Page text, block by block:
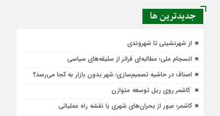
جديدترين ها
از شهرنشینی تا شهروندی
انسجام ملی؛ مطالبه‌ای فراتر از سلیقه‌های سیاسی
اصناف در حاشیه تصمیم‌سازی؛ شهر بدون بازار به کجا می‌رسد؟
کاشمر روی ریل توسعه متوازن
کاشمر؛ عبور از بحران‌های شهری با نقشه راه عملیاتی